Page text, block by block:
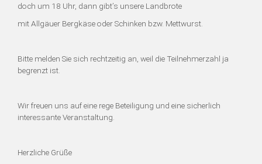
doch um 18 Uhr, dann gibt’s unsere Landbrote
mit Allgäuer Bergkäse oder Schinken bzw. Mettwurst.
Bitte melden Sie sich rechtzeitig an, weil die Teilnehmerzahl ja
begrenzt ist.
Wir freuen uns auf eine rege Beteiligung und eine sicherlich
interessante Veranstaltung.
Herzliche Grüße